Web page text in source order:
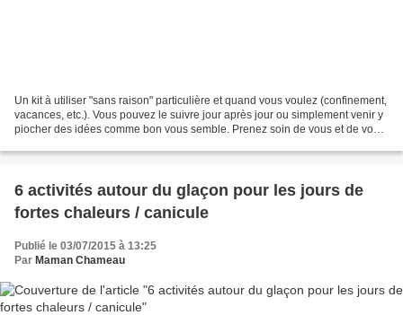
Un kit à utiliser "sans raison" particulière et quand vous voulez (confinement,
vacances, etc.). Vous pouvez le suivre jour après jour ou simplement venir y
piocher des idées comme bon vous semble. Prenez soin de vous et de vos
6 activités autour du glaçon pour les jours de
fortes chaleurs / canicule
Publié le 03/07/2015 à 13:25
Par Maman Chameau